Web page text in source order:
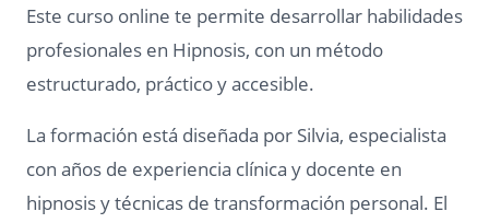
Este curso online te permite desarrollar habilidades
profesionales en Hipnosis, con un método
estructurado, práctico y accesible.
La formación está diseñada por Silvia, especialista
con años de experiencia clínica y docente en
hipnosis y técnicas de transformación personal. El